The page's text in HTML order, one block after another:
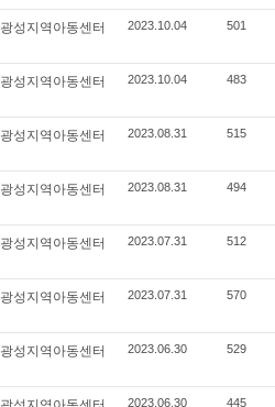
광성지역아동센터 2023.10.04 501
광성지역아동센터 2023.10.04 483
광성지역아동센터 2023.08.31 515
광성지역아동센터 2023.08.31 494
광성지역아동센터 2023.07.31 512
광성지역아동센터 2023.07.31 570
광성지역아동센터 2023.06.30 529
2023.06.30 445